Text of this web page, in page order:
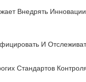
Внедрять
И
Стандартов